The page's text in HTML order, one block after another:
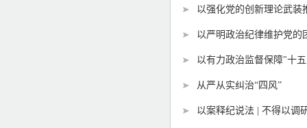
以强化党的创新理论武装
以严明政治纪律维护党的
以有力政治监督保障"十
从严从实纠治“四风”
以案释纪说法 | 不得以调